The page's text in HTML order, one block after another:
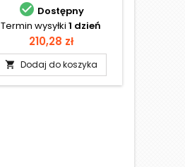
 Dostępny
Termin wysyłki 1 dzień
Cena
210,28 zł
 Dodaj do koszyka